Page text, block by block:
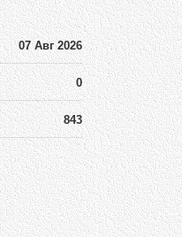
07 Авг 2026
0
843